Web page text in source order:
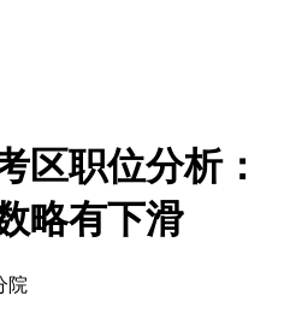
区职位分析：
略有下滑
院